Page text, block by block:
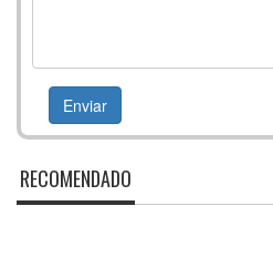
RECOMENDADO